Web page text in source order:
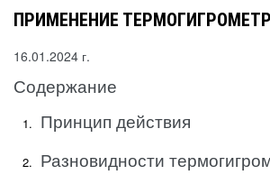
ПРИМЕНЕНИЕ
16.01.2024 г.
Содержание
Принцип действия
Разновидности